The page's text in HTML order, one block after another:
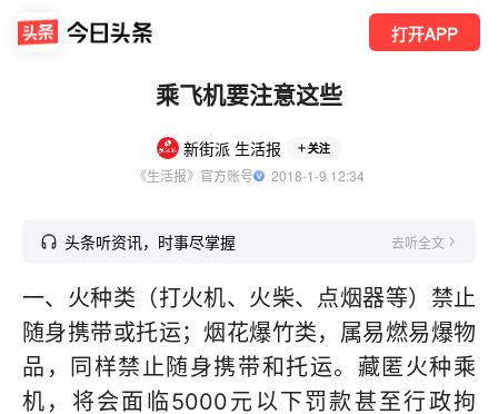
打开APP
乘飞机要注意这些
新街派 生活报 关注
《生活报》官方账号
  2018-1-9 12:34
头条听资讯，时事尽掌握 去听全文
一、火种类（打火机、火柴、点烟器等）禁止
随身携带或托运；烟花爆竹类，属易燃易爆物
品，同样禁止随身携带和托运。藏匿火种乘
机，将会面临5000元以下罚款甚至行政拘